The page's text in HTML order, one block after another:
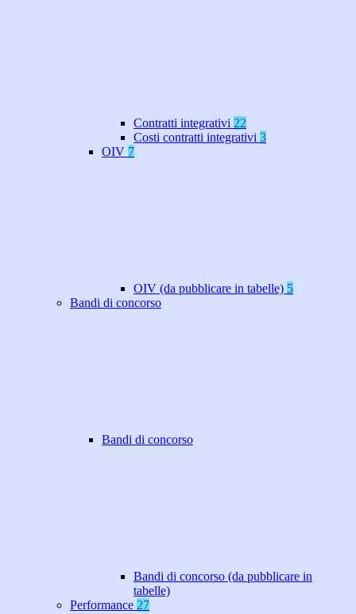
Contratti integrativi 22
Costi contratti integrativi 3
OIV 7
OIV (da pubblicare in tabelle) 5
Bandi di concorso
Bandi di concorso
Bandi di concorso (da pubblicare in
tabelle)
Performance 27